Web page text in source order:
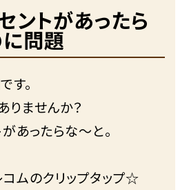
ントがあったら
問題
す。
りませんか？
あったらな～と。
ムのクリップタップ☆